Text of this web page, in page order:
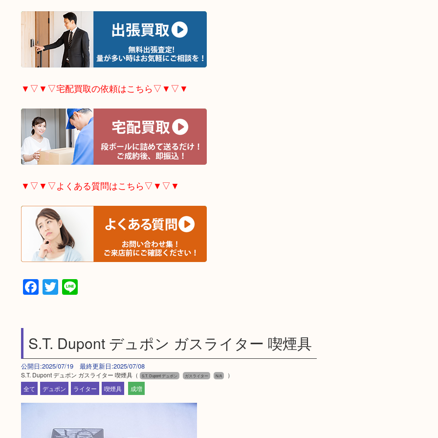
▼▽▼▽宅配買取の依頼はこちら▽▼▽▼
▼▽▼▽よくある質問はこちら▽▼▽▼
Facebook
Twitter
Line
S.T. Dupont デュポン ガスライター 喫煙具
公開日:2025/07/19 最終更新日:2025/07/08
S.T. Dupont デュポン ガスライター 喫煙具（ S.T. Dupont デュポン ガスライター N/A
）
全て
デュポン ライター 喫煙具 成増